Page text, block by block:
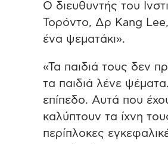
Ο διευθυντής του
Τορόντο, Δρ Kang
ένα ψεματάκι».
«Τα παιδιά τους δεν
τα παιδιά λένε
επίπεδο. Αυτά που
καλύπτουν τα ίχνη
περίπλοκες